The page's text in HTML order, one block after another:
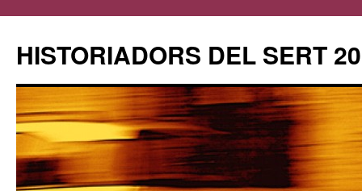
HISTORIADORS DEL SERT